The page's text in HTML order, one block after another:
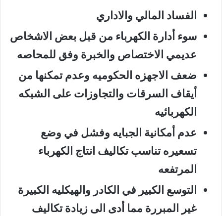
الفساد المالي والاداري
سوء أدارة الكهرباء من قبل بعض الاشخاص
عديمي الاختصاص والخبرة وفق للمحاصه
ضعف الاجهزه الحكوميه وعدم تمكنها من
أيقاف السرقات والتجاوزات على الشبكه
الكهربائيه
عدم أمكانية الجبايه وفشل في وضع
تسعيره تناسب تكاليف انتاج الكهرباء
المرتفعه
التوسع الكبير في الكادر والهيكليه الكبيرة
غير المبررة مما أدى الى زيادة تكاليف